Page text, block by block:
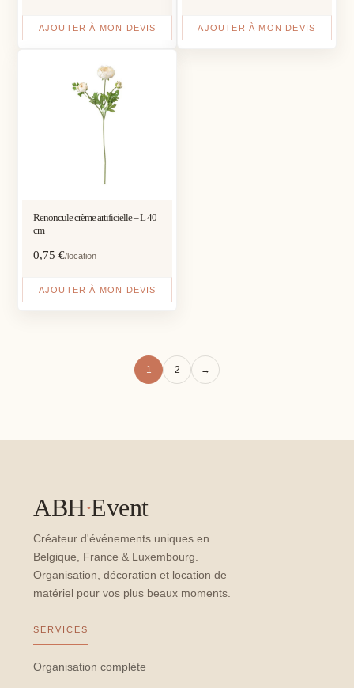
AJOUTER À MON DEVIS AJOUTER À MON DEVIS
Renoncule crème artificielle – L 40
cm
0,75€/location
AJOUTER À MON DEVIS
1 2 →
ABH·Event
Créateur d'événements uniques en
Belgique, France & Luxembourg.
Organisation, décoration et location de
matériel pour vos plus beaux moments.
SERVICES
Organisation complète